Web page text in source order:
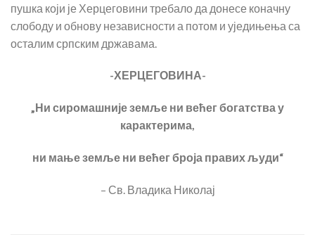
пушка који је Херцеговини требало да донесе коначну
слободу и обнову независности а потом и уједињења са
осталим српским државама.
-ХЕРЦЕГОВИНА-
„Ни сиромашније земље ни већег богатства у
карактерима,
ни мање земље ни већег броја правих људи“
– Св. Владика Николај